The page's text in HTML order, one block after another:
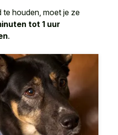
te houden, moet je ze
tot 1 uur
.